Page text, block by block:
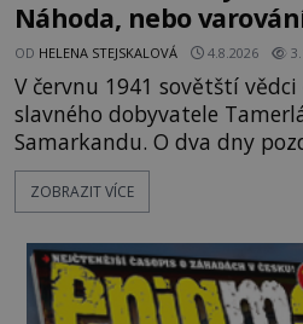
Náhoda, nebo
OD HELENA STEJSKALOVÁ 4.8.2026
V červnu 1941 sovětští
slavného dobyvatele
Samarkandu. O dva dny
Německo zahajuje operaci
Sovětský svaz. Shoda dat je
na legendě něco pravdy,
souhru okolností? Když antropolog Michail
Gerasimov (1907-1970) a
ZOBRAZIT VÍCE